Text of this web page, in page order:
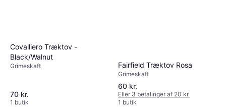
farvet karabinhage. Blå
Grimeskaft
120 kr.
2 butikker
Covalliero Træktov -
Black/Walnut
Grimeskaft
70 kr.
1 butik
Fairfield Træktov Rosa
Grimeskaft
60 kr.
Eller 3 betalinger af 20 kr.
1 butik